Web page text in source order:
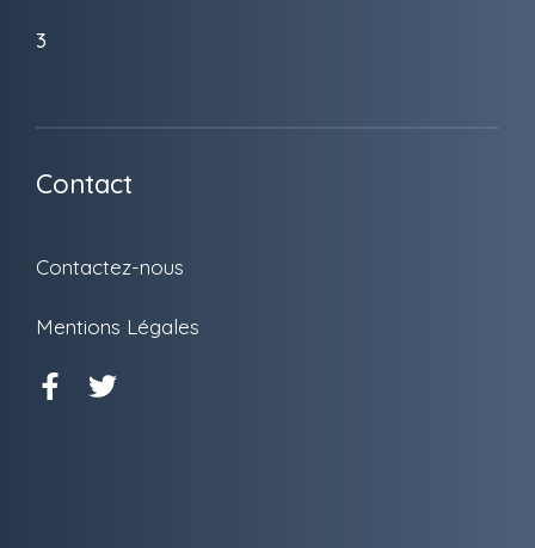
3
Contact
Contactez-nous
Mentions Légales